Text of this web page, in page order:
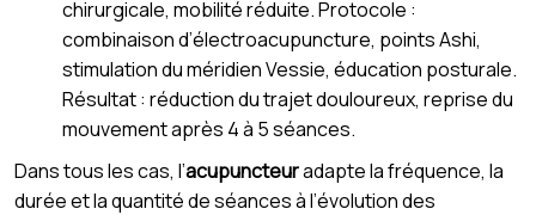
chirurgicale, mobilité réduite. Protocole :
combinaison d’électroacupuncture, points Ashi,
stimulation du méridien Vessie, éducation posturale.
Résultat : réduction du trajet douloureux, reprise du
mouvement après 4 à 5 séances.
Dans tous les cas, l’acupuncteuradapte la fréquence, la
durée et la quantité de séances à l’évolution des